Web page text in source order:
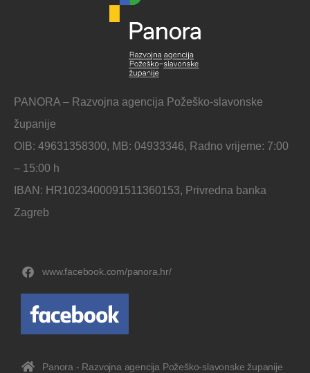
PANORA – Razvojna agencija Požeško-slavonske
županije
OIB: 49631358300, MB: 04933346, Radno vrijeme: 7:00
– 15:00 h
IBAN: HR1023400091511360153, Privredna banka
Zagreb
www.facebook.com/panora.hr/
Panora - Razvojna agencija Požeško-slavonske županije